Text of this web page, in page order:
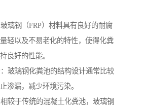
璃钢（FRP）材料具有良好的耐腐
轻以及不易老化的特性，使得化粪
良好的性能。
玻璃钢化粪池的结构设计通常比较
渗漏，减少环境污染。
较于传统的混凝土化粪池，玻璃钢